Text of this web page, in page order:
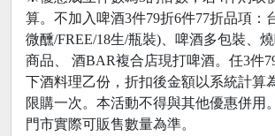
算。不加入啤酒3件79折6件77折品項：
微醺/FREE/18生/瓶裝)、啤酒多包裝、
商品、 酒BAR複合店現打啤酒。任3件
下酒料理乙份，折扣後金額以系統計算
限購一次。本活動不得與其他優惠併用
門市實際可販售數量為準。